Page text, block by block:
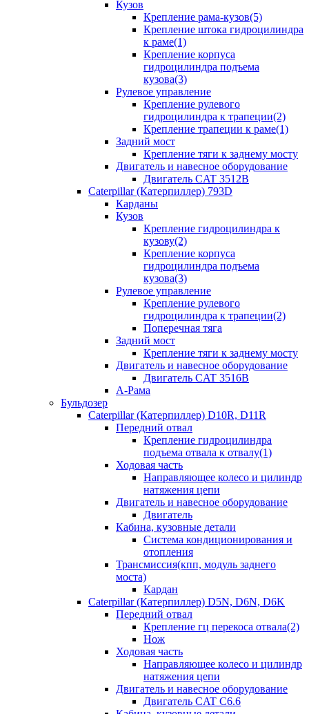
Кузов
Крепление рама-кузов(5)
Крепление штока гидроцилиндра
к раме(1)
Крепление корпуса
гидроцилиндра подъема
кузова(3)
Рулевое управление
Крепление рулевого
гидроцилиндра к трапеции(2)
Крепление трапеции к раме(1)
Задний мост
Крепление тяги к заднему мосту
Двигатель и навесное оборудование
Двигатель CAT 3512B
Caterpillar (Катерпиллер) 793D
Карданы
Кузов
Крепление гидроцилиндра к
кузову(2)
Крепление корпуса
гидроцилиндра подъема
кузова(3)
Рулевое управление
Крепление рулевого
гидроцилиндра к трапеции(2)
Поперечная тяга
Задний мост
Крепление тяги к заднему мосту
Двигатель и навесное оборудование
Двигатель CAT 3516B
А-Рама
Бульдозер
Caterpillar (Катерпиллер) D10R, D11R
Передний отвал
Крепление гидроцилиндра
подъема отвала к отвалу(1)
Ходовая часть
Направляющее колесо и цилиндр
натяжения цепи
Двигатель и навесное оборудование
Двигатель
Кабина, кузовные детали
Система кондиционирования и
отопления
Трансмиссия(кпп, модуль заднего
моста)
Кардан
Caterpillar (Катерпиллер) D5N, D6N, D6K
Передний отвал
Крепление гц перекоса отвала(2)
Нож
Ходовая часть
Направляющее колесо и цилиндр
натяжения цепи
Двигатель и навесное оборудование
Двигатель CAT C6.6